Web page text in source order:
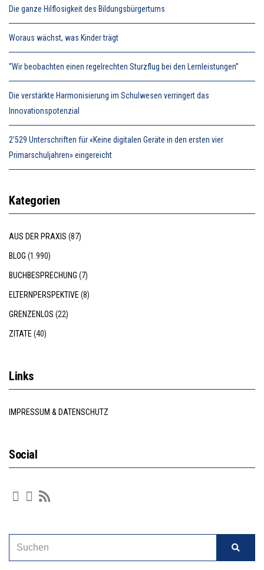
Die ganze Hilflosigkeit des Bildungsbürgertums
Woraus wächst, was Kinder trägt
“Wir beobachten einen regelrechten Sturzflug bei den Lernleistungen”
Die verstärkte Harmonisierung im Schulwesen verringert das
Innovationspotenzial
2’529 Unterschriften für «Keine digitalen Geräte in den ersten vier
Primarschuljahren» eingereicht
Kategorien
AUS DER PRAXIS (87)
BLOG (1.990)
BUCHBESPRECHUNG (7)
ELTERNPERSPEKTIVE (8)
GRENZENLOS (22)
ZITATE (40)
Links
IMPRESSUM & DATENSCHUTZ
Social